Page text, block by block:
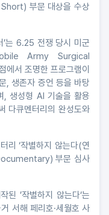
부문 대상을 수상
는 6.25 전쟁 당시 미군
Army Surgical
서 조명한 프로그램이
, 생존자 증언 등을 바탕
, 생성형 AI 기술을 활용
다큐멘터리의 완성도와
리 ‘작별하지 않는다(연
부문 심사
’작별하지 않는다‘는
서해 페리호·세월호 사